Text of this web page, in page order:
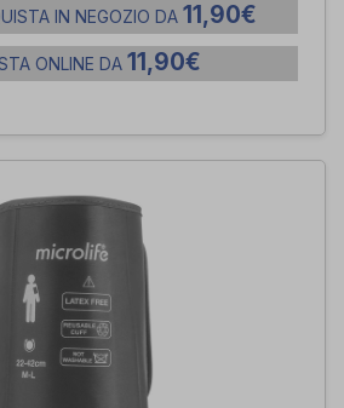
IN NEGOZIO DA 11,90€
ONLINE DA 11,90€